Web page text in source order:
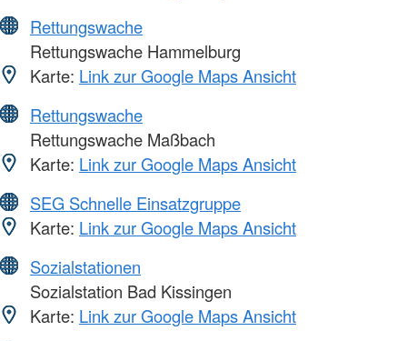
Rettungswache
Rettungswache Hammelburg
Karte: Link zur Google Maps Ansicht
Rettungswache
Rettungswache Maßbach
Karte: Link zur Google Maps Ansicht
SEG Schnelle Einsatzgruppe
Karte: Link zur Google Maps Ansicht
Sozialstationen
Sozialstation Bad Kissingen
Karte: Link zur Google Maps Ansicht